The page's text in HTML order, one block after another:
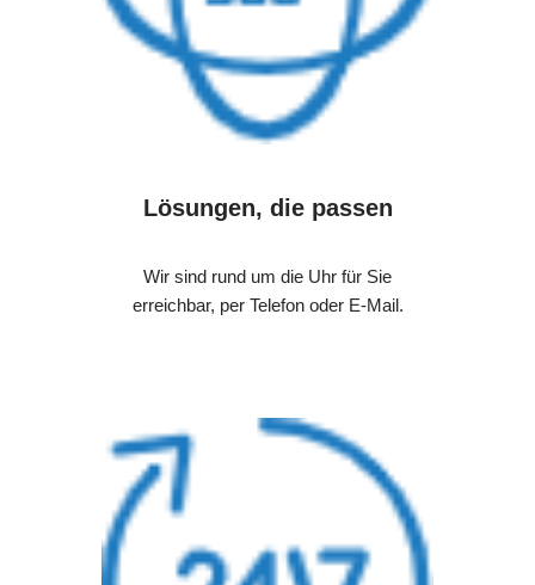
Lösungen, die passen
Wir sind rund um die Uhr für Sie
erreichbar, per Telefon oder E-Mail.